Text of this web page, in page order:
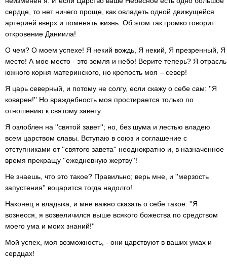
сердце, то нет ничего проще, как овладеть одной движущейся
артерией вверх и поменять жизнь. Об этом так громко говорит
откровение Даниила!
О чем? О моем успехе! Я некий вождь, Я некий, Я презренный, Я
место! А мое место - это земля и небо! Верите теперь? Я отрасль
южного корня материнского, но крепость моя – север!
Я царь северный, и потому не солгу, если скажу о себе сам: ''Я
коварен!'' Но враждебность моя простирается только по
отношению к святому завету.
Я озлоблен на ''святой завет''; но, без шума и лестью владею
всем царством славы. Вступаю в союз и соглашение с
отступниками от ''святого завета'' неоднократно и, в назначенное
время прекращу ''ежедневную жертву''!
Не знаешь, что это такое? Правильно; верь мне, и ''мерзость
запустения'' воцарится тогда надолго!
Наконец я владыка, и мне важно сказать о себе такое: ''Я
вознесся, я возвеличился выше всякого божества по средством
моего ума и моих знаний!''
Мой успех, моя возможность, - они царствуют в ваших умах и
сердцах!